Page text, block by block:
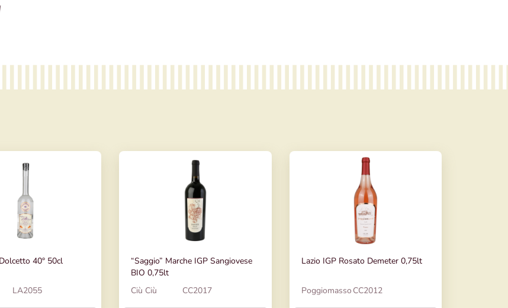
40° 50cl
LA2055
“Saggio” Marche IGP Sangiovese
BIO 0,75lt
Ciù Ciù
CC2017
Lazio IGP Rosato Demeter 0,75lt
Poggiomasso CC2012